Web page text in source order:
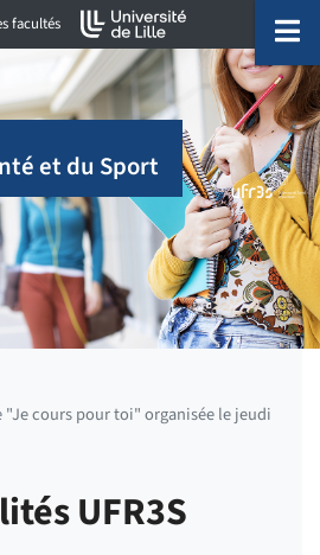
facultés
et du Sport
cours pour toi" organisée le jeudi
UFR3S